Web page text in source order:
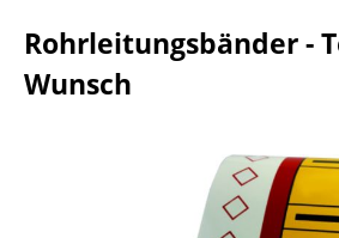
Rohrleitungsbänder -
Wunsch